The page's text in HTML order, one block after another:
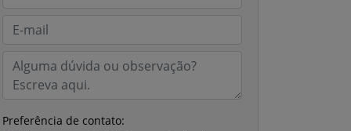
Preferência de contato: